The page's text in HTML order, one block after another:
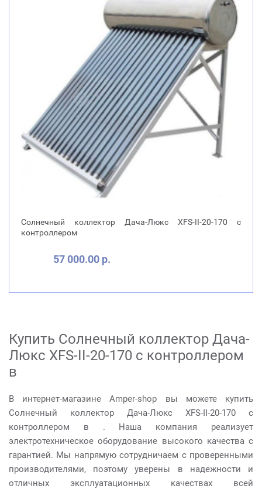
Солнечный коллектор Дача-Люкс XFS-II-20-170 с
контроллером
57 000.00 р.
Купить Солнечный коллектор Дача-
Люкс XFS-II-20-170 с контроллером
в
В интернет-магазине Amper-shop вы можете купить
Солнечный коллектор Дача-Люкс XFS-II-20-170 с
контроллером в . Наша компания реализует
электротехническое оборудование высокого качества с
гарантией. Мы напрямую сотрудничаем с проверенными
производителями, поэтому уверены в надежности и
отличных эксплуатационных качествах всей